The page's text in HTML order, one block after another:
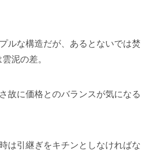
ルな構造だが、あるとないでは焚
泥の差。
故に価格とのバランスが気になる
は引継ぎをキチンとしなければな